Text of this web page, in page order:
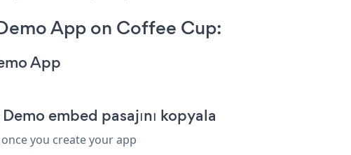
App on Coffee Cup:
App
embed pasajını kopyala
you create your app